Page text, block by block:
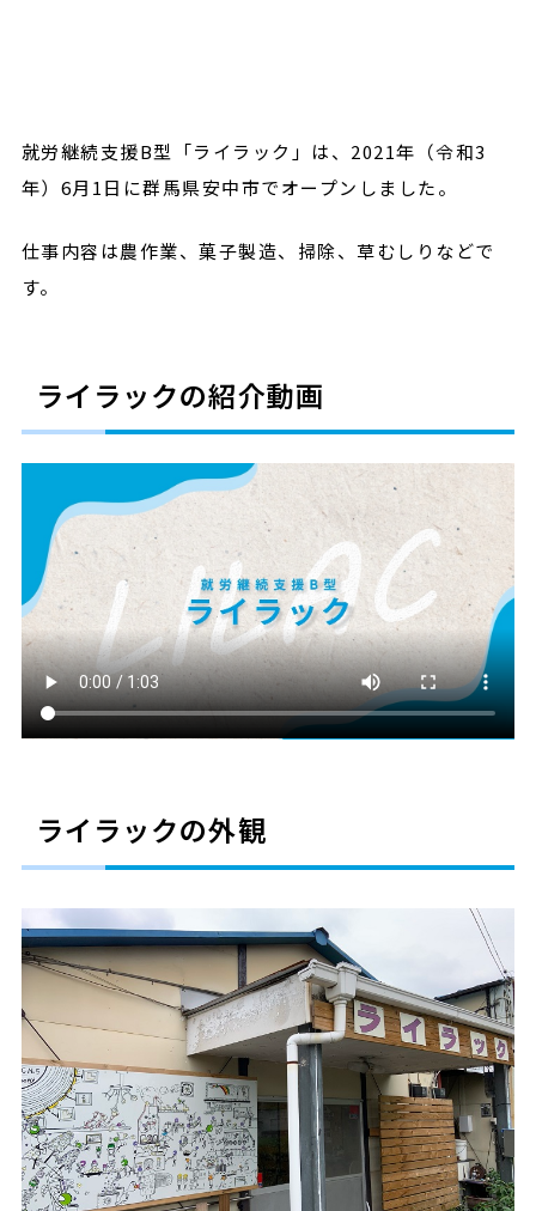
就労継続支援B型「ライラック」は、2021年（令和3
年）6月1日に群馬県安中市でオープンしました。
仕事内容は農作業、菓子製造、掃除、草むしりなどで
す。
ライラックの紹介動画
ライラックの外観